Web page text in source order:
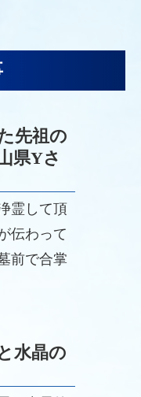
先祖の
県Yさ
霊して頂
伝わって
前で合掌
水晶の